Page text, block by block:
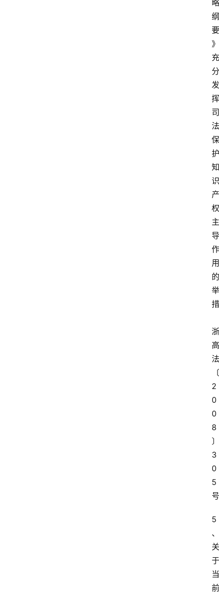
略
纲
要
》
充
分
发
挥
司
法
保
护
知
识
产
权
主
导
作
用
的
举
措
浙
高
法
〔
2
0
0
8
〕
3
0
5
号
5
、
关
于
当
前